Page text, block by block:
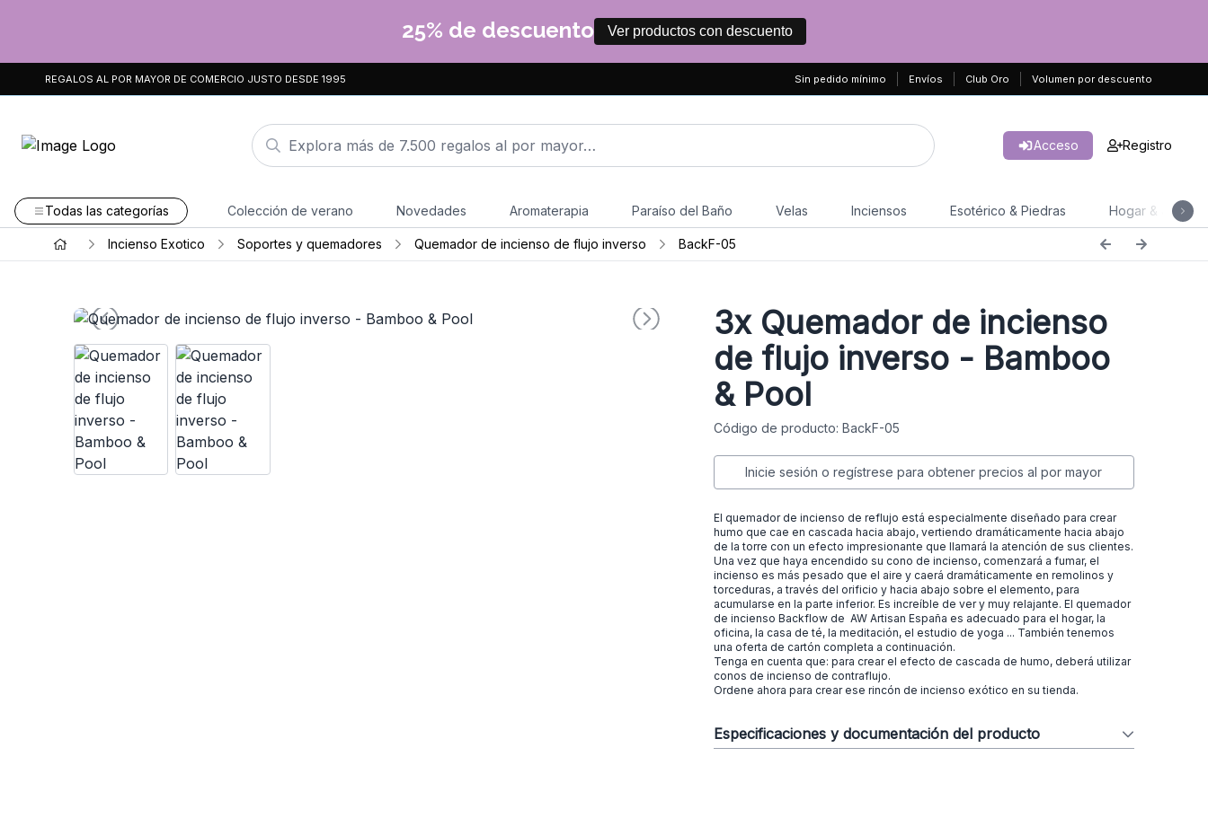
25% de descuento Ver productos con descuento
REGALOS AL POR MAYOR DE COMERCIO JUSTO DESDE 1995 Sin pedido mínimo Envíos Club Oro Volumen por descuento
Acceso Registro
Todas las categorías Colección de verano Novedades Aromaterapia Paraíso del Baño Velas Inciensos Esotérico & Piedras Hogar & Jardín
Incienso Exotico Soportes y quemadores Quemador de incienso de flujo inverso BackF-05
3xQuemador de incienso
de flujo inverso - Bamboo
& Pool
Código de producto: BackF-05
Inicie sesión o regístrese para obtener precios al por mayor
El quemador de incienso de reflujo está especialmente diseñado para crear
humo que cae en cascada hacia abajo, vertiendo dramáticamente hacia abajo
de la torre con un efecto impresionante que llamará la atención de sus clientes.
Una vez que haya encendido su cono de incienso, comenzará a fumar, el
incienso es más pesado que el aire y caerá dramáticamente en remolinos y
torceduras, a través del orificio y hacia abajo sobre el elemento, para
acumularse en la parte inferior. Es increíble de ver y muy relajante. El quemador
de incienso Backflow de AW Artisan España es adecuado para el hogar, la
oficina, la casa de té, la meditación, el estudio de yoga ... También tenemos
una oferta de cartón completa a continuación.
Tenga en cuenta que: para crear el efecto de cascada de humo, deberá utilizar
conos de incienso de contraflujo.
Ordene ahora para crear ese rincón de incienso exótico en su tienda.
Especificaciones y documentación del producto